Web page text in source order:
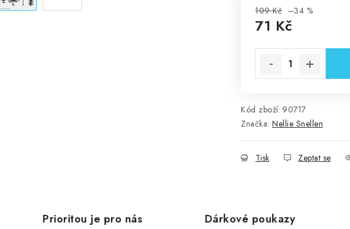
109 Kč –34 %
71 Kč
Kód zboží: 90717
Značka: Nellie Snellen
Tisk Zeptat se
Prioritou je pro nás Dárkové poukazy